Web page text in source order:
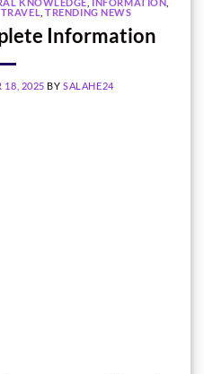
TRAVEL ,TRENDING NEWS
Information
18, 2025 BYSALAHE24